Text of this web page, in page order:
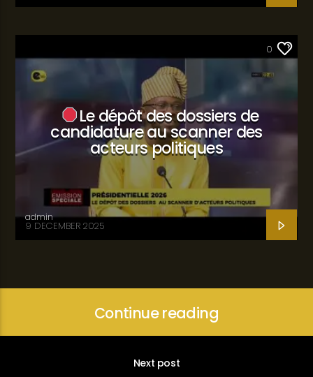
0
Le dépôt des dossiers de
candidature au scanner des
acteurs politiques
admin
9 DECEMBER 2025
Continue reading
Next post